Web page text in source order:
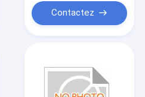
Contactez